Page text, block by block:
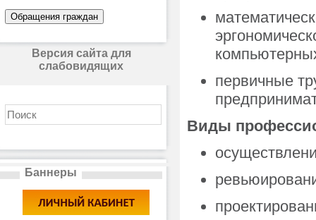
Версия сайта для
слабовидящих
Баннеры
первичные
Виды